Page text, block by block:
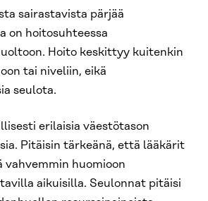
sairastavista pärjää
on hoitosuhteessa
Hoito keskittyy kuitenkin
tai niveliin, eikä
seulota.
erilaisia väestötason
Pitäisin tärkeänä, että lääkärit
vahvemmin huomioon
aikuisilla. Seulonnat pitäisi